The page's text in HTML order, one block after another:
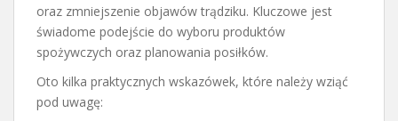
oraz zmniejszenie objawów trądziku. Kluczowe jest
świadome podejście do wyboru produktów
spożywczych oraz planowania posiłków.
Oto kilka praktycznych wskazówek, które należy wziąć
pod uwagę: